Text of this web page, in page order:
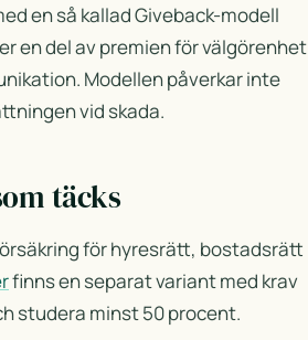
en så kallad Giveback-modell
en del av premien för välgörenhet
Modellen påverkar inte
vid skada.
täcks
för hyresrätt, bostadsrätt
finns en separat variant med krav
studera minst 50 procent.